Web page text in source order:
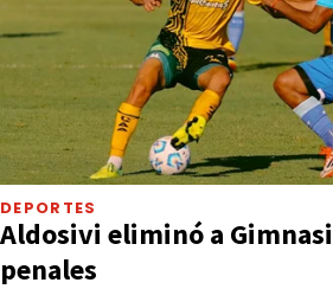
DEPORTES
Aldosivi eliminó a
penales